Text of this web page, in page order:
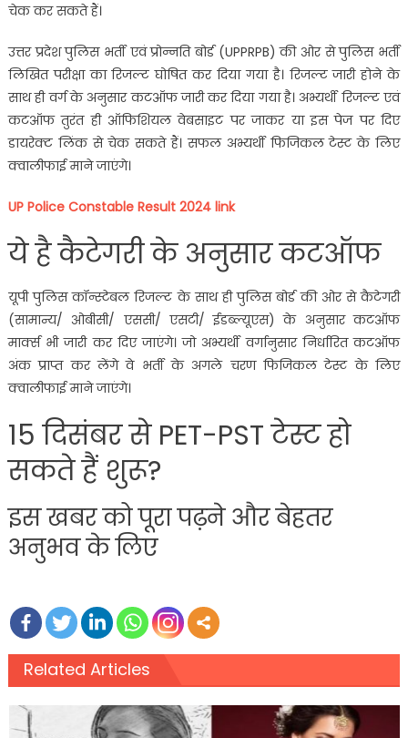
चेक कर सकते हैं।
उत्तर प्रदेश पुलिस भर्ती एवं प्रोन्नति बोर्ड (UPPRPB) की ओर से पुलिस भर्ती
लिखित परीक्षा का रिजल्ट घोषित कर दिया गया है। रिजल्ट जारी होने के
साथ ही वर्ग के अनुसार कटऑफ जारी कर दिया गया है। अभ्यर्थी रिजल्ट एवं
कटऑफ तुरंत ही ऑफिशियल वेबसाइट पर जाकर या इस पेज पर दिए
डायरेक्ट लिंक से चेक सकते हैं। सफल अभ्यर्थी फिजिकल टेस्ट के लिए
क्वालीफाई माने जाएंगे।
UP Police Constable Result 2024 link
ये है कैटेगरी के अनुसार कटऑफ
यूपी पुलिस कॉन्स्टेबल रिजल्ट के साथ ही पुलिस बोर्ड की ओर से कैटेगरी
(सामान्य/ ओबीसी/ एससी/ एसटी/ ईडब्ल्यूएस) के अनुसार कटऑफ
मार्क्स भी जारी कर दिए जाएंगे। जो अभ्यर्थी वर्गानुसार निर्धारित कटऑफ
अंक प्राप्त कर लेंगे वे भर्ती के अगले चरण फिजिकल टेस्ट के लिए
क्वालीफाई माने जाएंगे।
15 दिसंबर से PET-PST टेस्ट हो
सकते हैं शुरू?
इस खबर को पूरा पढ़ने और बेहतर
अनुभव के लिए
Related Articles